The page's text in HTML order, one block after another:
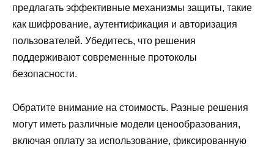
предлагать эффективные механизмы защиты, такие
как шифрование, аутентификация и авторизация
пользователей. Убедитесь, что решения
поддерживают современные протоколы
безопасности.
Обратите внимание на стоимость. Разные решения
могут иметь различные модели ценообразования,
включая оплату за использование, фиксированную